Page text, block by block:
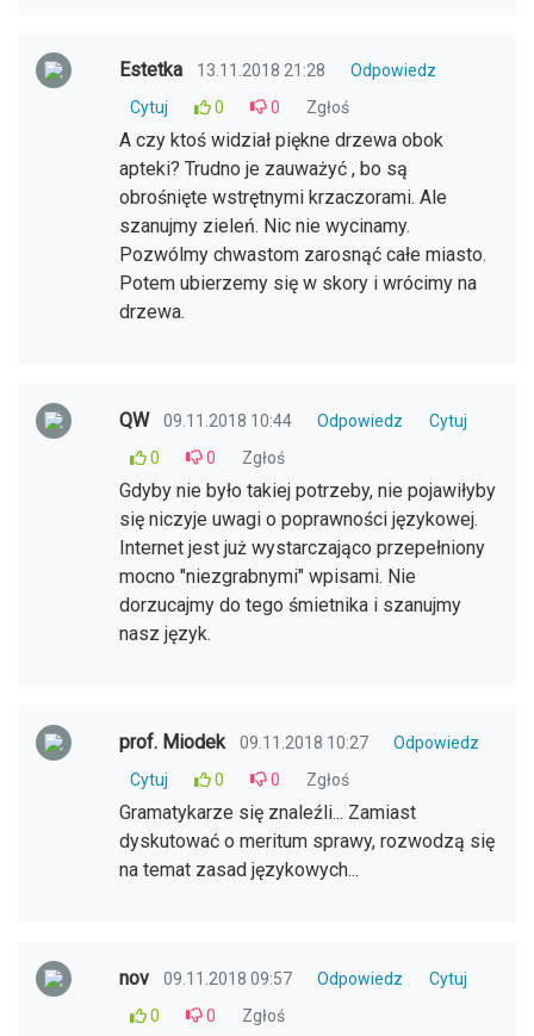
Estetka 13.11.2018 21:28
Odpowiedz
Cytuj
0 0 Zgłoś
A czy ktoś widział piękne drzewa obok
apteki? Trudno je zauważyć , bo są
obrośnięte wstrętnymi krzaczorami. Ale
szanujmy zieleń. Nic nie wycinamy.
Pozwólmy chwastom zarosnąć całe miasto.
Potem ubierzemy się w skory i wrócimy na
drzewa.
QW 09.11.2018 10:44 Odpowiedz
Cytuj
0
0 Zgłoś
Gdyby nie było takiej potrzeby, nie pojawiłyby
się niczyje uwagi o poprawności językowej.
Internet jest już wystarczająco przepełniony
mocno "niezgrabnymi" wpisami. Nie
dorzucajmy do tego śmietnika i szanujmy
nasz język.
prof. Miodek 09.11.2018 10:27
Odpowiedz
Cytuj
0 0 Zgłoś
Gramatykarze się znaleźli... Zamiast
dyskutować o meritum sprawy, rozwodzą się
na temat zasad językowych...
nov 09.11.2018 09:57 Odpowiedz
Cytuj
0
0 Zgłoś